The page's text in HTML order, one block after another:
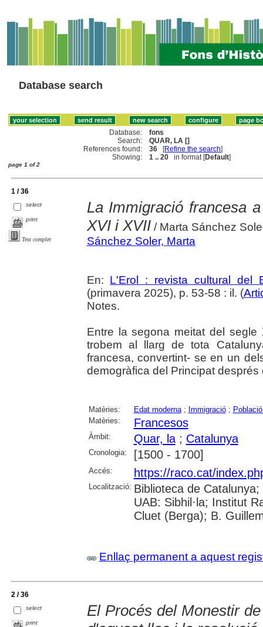
Database search
Database:
fons
Search:
QUAR, LA []
References found:
36 [Refine the search]
Showing:
1 .. 20 in format [Default]
page 1 of 2
1 / 36
select
print
Text complet
La Immigració francesa
XVI i XVII / Marta Sánchez
Sánchez Soler, Marta
En: L'Erol : revista cultural del
(primavera 2025), p. 53-58 : il. (
Notes.
Entre la segona meitat del
trobem al llarg de tota
francesa, convertint- se en un
demogràfica del Principat
Matèries: Edat moderna; Immigració;
Matèries:
Francesos
Àmbit: Quar, la; Catalunya
Cronologia: [1500 - 1700]
Accés: https://raco.cat/
Localització: Biblioteca de
UAB: Sibhil·la; Institut
Cluet (Berga); B.
Enllaç permanent a aquest
2 / 36
select
print
El Procés del Monestir